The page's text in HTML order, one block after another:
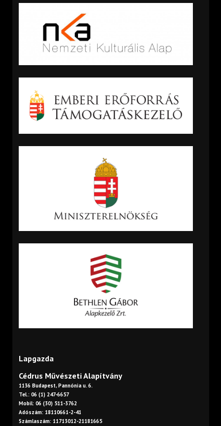
Lapgazda
Cédrus Művészeti Alapítvány
1136 Budapest, Pannónia u. 6.
Tel.: 06 (1) 247-6657
Mobil: 06 (30) 511-3762
Adószám: 18110661-2-41
Számlaszám: 11713012-21181665